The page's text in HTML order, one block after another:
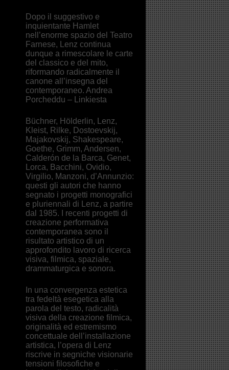
Dopo il suggestivo e
inquientante Hamlet
nell’enorme spazio del Teatro
Farnese, Lenz continua
dunque a rimescolare le carte
del classico e del mito,
riformando radicalmente il
canone all’insegna del
contemporaneo. Andrea
Porcheddu – Linkiesta
Büchner, Hölderlin, Lenz,
Kleist, Rilke, Dostoevskij,
Majakovskij, Shakespeare,
Goethe, Grimm, Andersen,
Calderón de la Barca, Genet,
Lorca, Bacchini, Ovidio,
Virgilio, Manzoni, d’Annunzio:
questi gli autori che hanno
segnato i progetti monografici
e pluriennali di Lenz, a partire
dal 1985. I recenti progetti di
creazione performativa
contemporanea sono il
risultato artistico di un
approfondito lavoro di ricerca
visiva, filmica, spaziale,
drammaturgica e sonora.
In una convergenza estetica
tra fedeltà esegetica alla
parola del testo, radicalità
visiva della creazione filmica,
originalità ed estremismo
concettuale dell’installazione
artistica, l’opera di Lenz
riscrive in segniche visionarie
tensioni filosofiche e